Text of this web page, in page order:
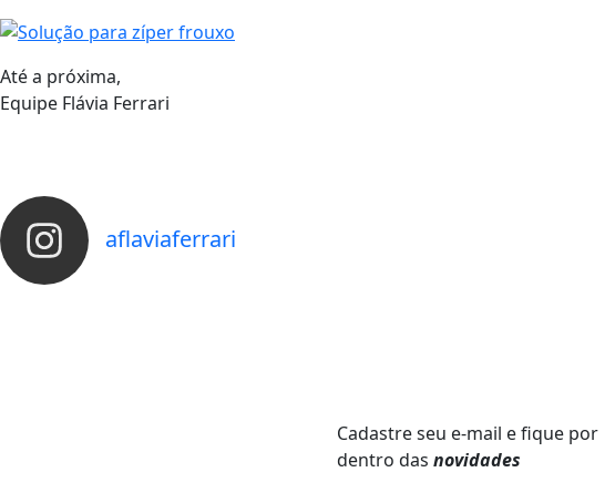
Até a próxima,
Equipe Flávia Ferrari
aflaviaferrari
Cadastre seu e-mail e fique por
dentro das novidades